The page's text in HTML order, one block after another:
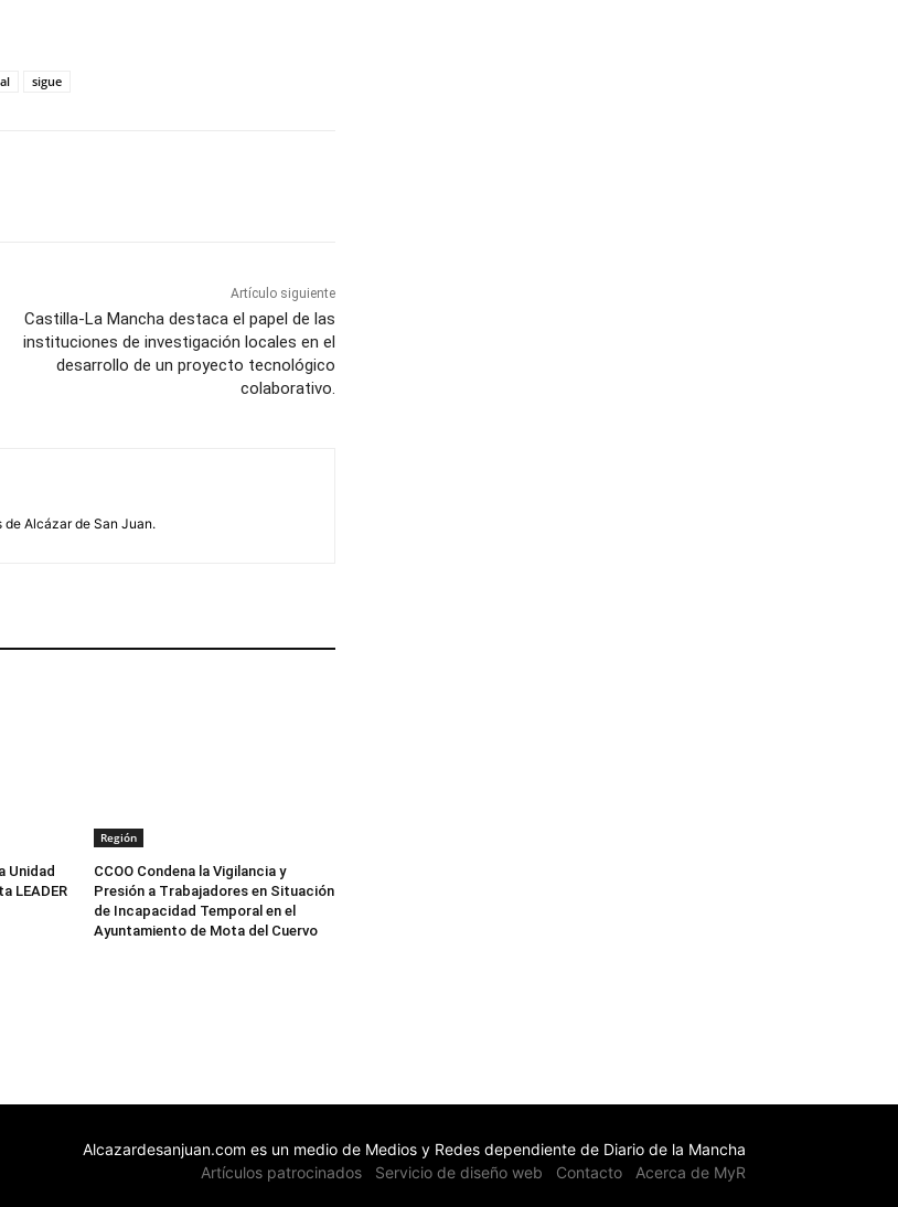
sigue
Artículo siguiente
Castilla-La Mancha destaca el papel de las
instituciones de investigación locales en el
desarrollo de un proyecto tecnológico
colaborativo.
Alcázar de San Juan.
Unidad
LEADER
Región
CCOO Condena la Vigilancia y
Presión a Trabajadores en Situación
de Incapacidad Temporal en el
Ayuntamiento de Mota del Cuervo
Alcazardesanjuan.com es un medio de Medios y Redes dependiente de Diario de la Mancha
Artículos patrocinados
Servicio de diseño web Contacto Acerca de MyR